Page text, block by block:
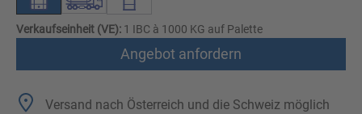
Verkaufseinheit (VE): 1 IBC à 1000 KG auf Palette
Angebot anfordern
Versand nach Österreich und die Schweiz möglich